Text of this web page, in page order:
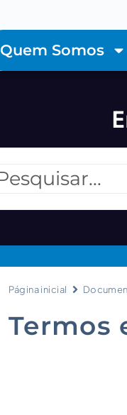
Quem Somos
Página inicial
Termos